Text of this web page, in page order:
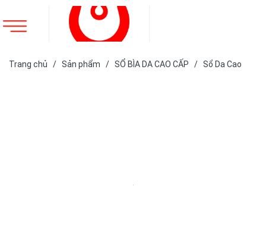
Trang chủ / Sản phẩm / SỔ BÌA DA CAO CẤP / Sổ Da Cao